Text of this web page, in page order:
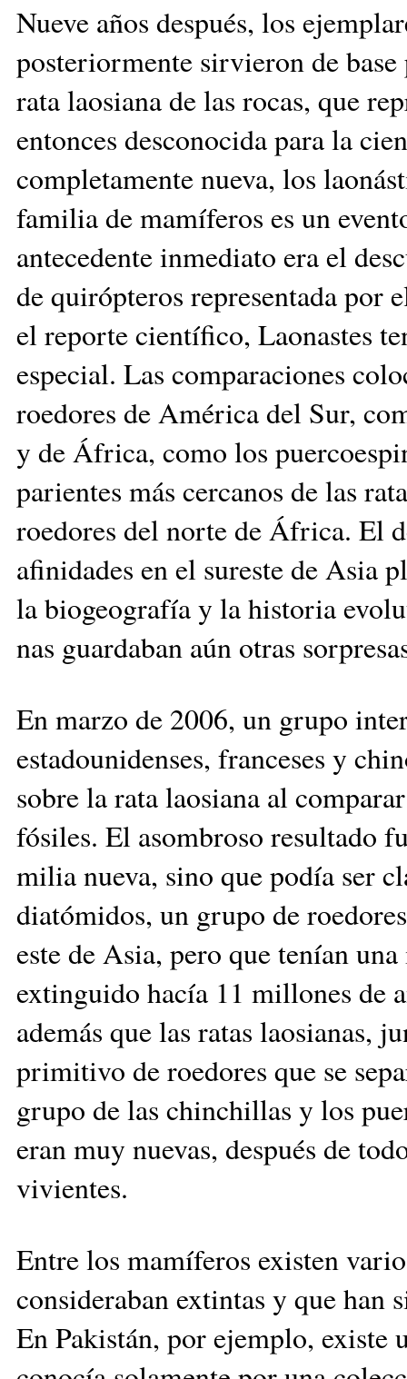
Nueve años después, los
posteriormente sir­vieron de
rata laosiana de las rocas, que
entonces desco­no­cida para la
completamente nueva, los
familia de mamíferos es un
antecedente inmediato era el
de quirópteros repre­sen­tada por
el re­porte científico, Laonastes
especial. Las comparacio­nes
roedores de América del Sur,
y de África, como los
parientes más cercanos de las
roedores del nor­te de África. El
afi­ni­da­­des en el sureste de Asia
la biogeografía y la historia
nas guardaban aún otras
En marzo de 2006, un gru­po
estadounidenses, fran­ce­ses y
so­bre la rata laosiana al
fósiles. El asom­bro­so resultado
milia nueva, sino que podía ser
diatómidos, un gru­po de
este de Asia, pero que tenían
extinguido hacía 11 millones de
además que las ratas laosianas,
primitivo de roedores que se
gru­po de las chinchillas y los
eran muy nuevas, después de
vivientes.
Entre los mamíferos existen
consideraban ex­tin­tas y que han
En Pa­kis­tán, por ejemplo, existe